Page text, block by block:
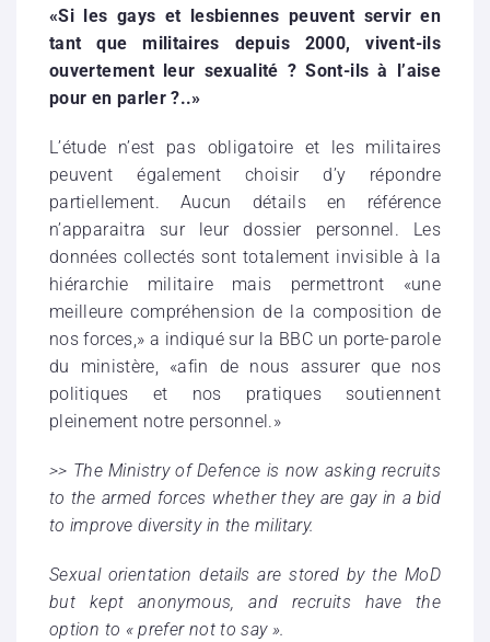
«Si les gays et lesbiennes peuvent servir en
tant que militaires depuis 2000, vivent-ils
ouvertement leur sexualité ? Sont-ils à l’aise
pour en parler ?..»
L’étude n’est pas obligatoire et les militaires
peuvent également choisir d’y répondre
partiellement. Aucun détails en référence
n’apparaitra sur leur dossier personnel. Les
données collectés sont totalement invisible à la
hiérarchie militaire mais permettront «une
meilleure compréhension de la composition de
nos forces,» a indiqué sur la BBC un porte-parole
du ministère, «afin de nous assurer que nos
politiques et nos pratiques soutiennent
pleinement notre personnel.»
>> The Ministry of Defence is now asking recruits
to the armed forces whether they are gay in a bid
to improve diversity in the military.
Sexual orientation details are stored by the MoD
but kept anonymous, and recruits have the
option to « prefer not to say ».